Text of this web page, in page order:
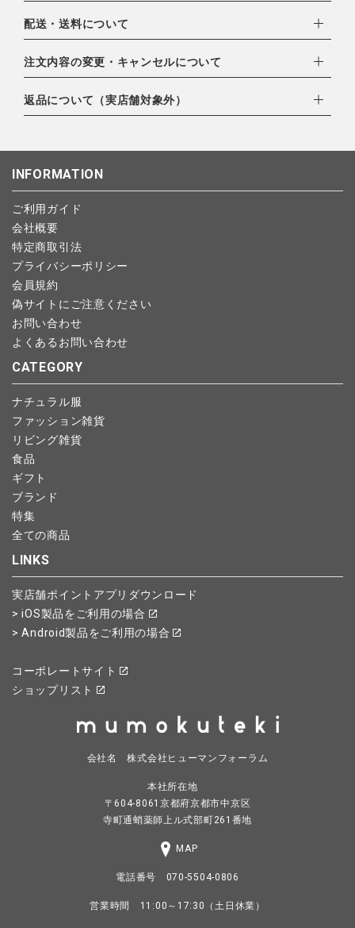
下記お支払い方法よりお選びいただけます。
・クレジットカード（VISA,mastercard,JCB,AMERICAN
EXPRESS,Diners Club）
・amazonペイメント
・楽天ペイ
・PayPay
配送・送料について
配達業者：日本郵便
北海道：1,400円
注文内容の変更・キャンセルについて
ご注文日当日から翌日のAM9:00までにご連絡頂いた場合はキャ
ンセルは可能です。
します。
予約商品など一部キャンセルが出来ない場合がございます。あら
かじめご了承ください。
返品について（実店舗対象外）
こちら よりご依頼ください。
INFORMATION
ご利用ガイド
会社概要
特定商取引法
プライバシーポリシー
会員規約
偽サイトにご注意ください
お問い合わせ
よくあるお問い合わせ
CATEGORY
ナチュラル服
ファッション雑貨
リビング雑貨
食品
ギフト
ブランド
特集
全ての商品
LINKS
実店舗ポイントアプリダウンロード
> iOS製品をご利用の場合
> Android製品をご利用の場合
コーポレートサイト
ショップリスト
会社名 株式会社ヒューマンフォーラム
本社所在地
〒604-8061京都府京都市中京区
寺町通蛸薬師上ル式部町261番地
MAP
電話番号 070-5504-0806
営業時間 11:00～17:30（土日休業）